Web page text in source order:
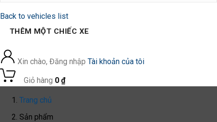
Back to vehicles list
THÊM MỘT CHIẾC XE
Xin chào, Đăng nhập Tài khoản của tôi
Giỏ hàng 0 ₫
Trang chủ
Sản phẩm